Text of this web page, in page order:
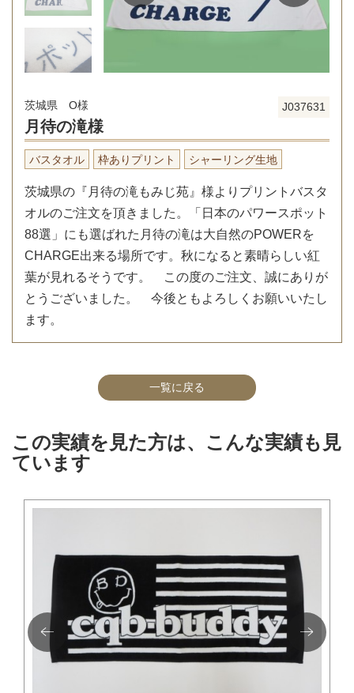
J037631
茨城県 O様
月待の滝様
バスタオル 枠ありプリント シャーリング生地
茨城県の『月待の滝もみじ苑』様よりプリントバスタ
オルのご注文を頂きました。「日本のパワースポット
88選」にも選ばれた月待の滝は大自然のPOWERを
CHARGE出来る場所です。秋になると素晴らしい紅
葉が見れるそうです。 この度のご注文、誠にありが
とうございました。 今後ともよろしくお願いいたし
ます。
一覧に戻る
この実績を見た方は、こんな実績も見
ています